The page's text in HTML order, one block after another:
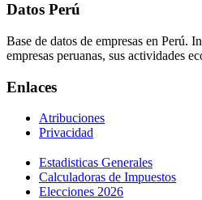
Datos Perú
Base de datos de empresas en Perú.
empresas peruanas, sus actividades
Enlaces
Atribuciones
Privacidad
Estadisticas Generales
Calculadoras de Impuestos
Elecciones 2026